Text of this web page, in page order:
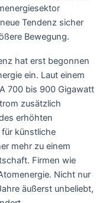
Tendenz sicher
Bewegung.
hat erst begonnen
ein. Laut einem
700 bis 900 Gigawatt
zusätzlich
erhöhten
künstliche
mehr zu einem
Firmen wie
Nicht nur
äußerst unbeliebt,